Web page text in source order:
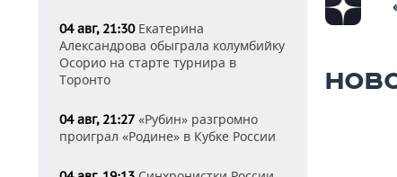
04 авг, 21:30Екатерина
Александрова обыграла колумбийку
Осорио на старте турнира в
Торонто
04 авг, 21:27 «Рубин» разгромно
проиграл «Родине» в Кубке России